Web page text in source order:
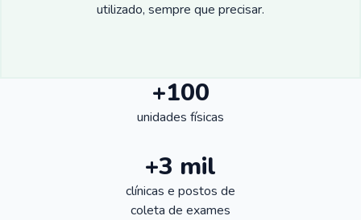
utilizado, sempre que precisar.
+100
unidades físicas
+3 mil
clínicas e postos de
coleta de exames